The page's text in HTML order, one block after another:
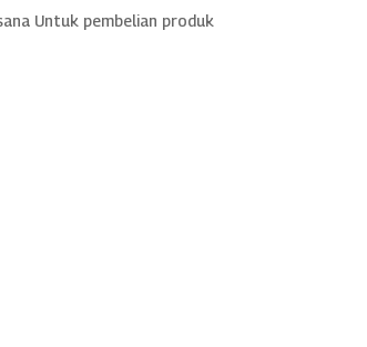
Untuk pembelian produk